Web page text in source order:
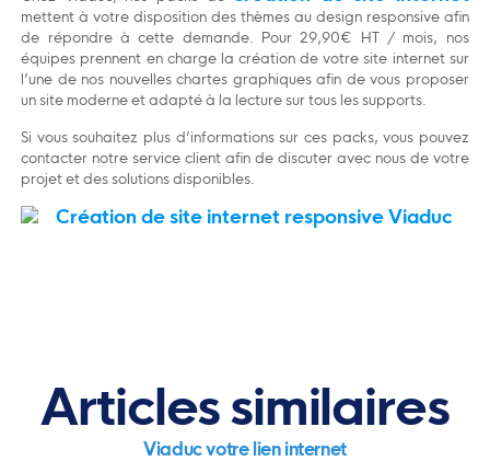
mettent à votre disposition des thèmes au design responsive afin
de répondre à cette demande. Pour 29,90€ HT / mois, nos
équipes prennent en charge la création de votre site internet sur
l’une de nos nouvelles chartes graphiques afin de vous proposer
un site moderne et adapté à la lecture sur tous les supports.
Si vous souhaitez plus d’informations sur ces packs, vous pouvez
contacter notre service client afin de discuter avec nous de votre
projet et des solutions disponibles.
Articles similaires
Viaduc votre lien internet